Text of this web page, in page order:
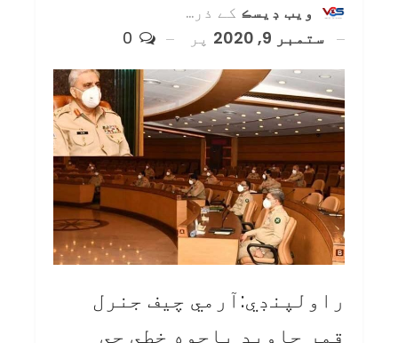
ويب ڊيسڪ کے ذریعہ
ستمبر 9, 2020
پر
راولپنڊي:آرمي چيف جنرل
قمر جاويد باجوه خطي جي